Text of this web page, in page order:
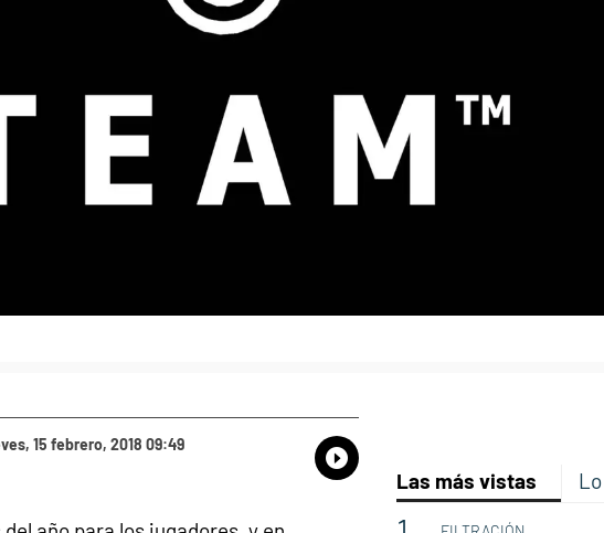
15 febrero, 2018 09:49
Whatsapp
Compartir
Las más vistas